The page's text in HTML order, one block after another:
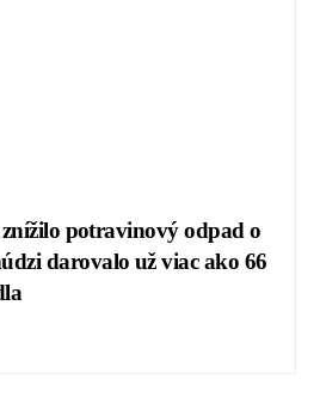
znížilo potravinový odpad o
darovalo už viac ako 66